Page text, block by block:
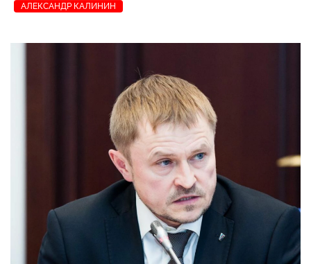
АЛЕКСАНДР КАЛИНИН